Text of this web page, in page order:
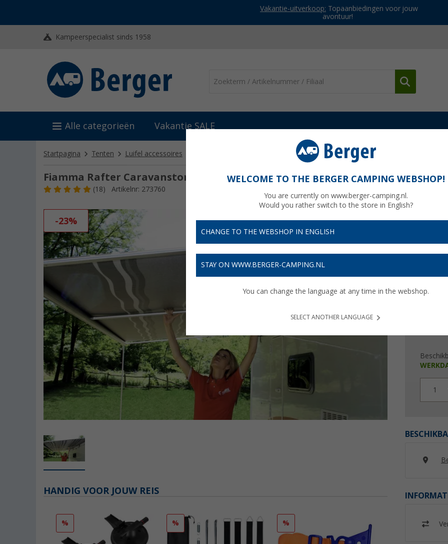
Vakantie-uitverkoop: Topaanbiedingen voor jouw
avontuur!
Kampeerspecialist sinds 1958
Alle categorieën Vakantie SALE
Startpagina Tenten Luifel accessoires Fiamma Rafter Caravanstore XL
Fiamma Rafter Caravanstore XL
(18) Artikelnr: 273760
-23%
€
Prijzen
1
HANDIG VOOR JOUW REIS
% % %
WELCOME TO THE BERGER CAMPING WEBSHOP!
You are currently on www.berger-camping.nl.
Would you rather switch to the store in English?
CHANGE TO THE WEBSHOP IN ENGLISH
STAY ON WWW.BERGER-CAMPING.NL
You can change the language at any time in the webshop.
SELECT ANOTHER LANGUAGE